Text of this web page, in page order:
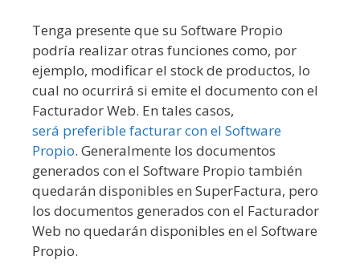
Tenga presente que su Software Propio
podría realizar otras funciones como, por
ejemplo, modificar el stock de productos, lo
cual no ocurrirá si emite el documento con el
Facturador Web. En tales casos,
será preferible facturar con el Software
Propio. Generalmente los documentos
generados con el Software Propio también
quedarán disponibles en SuperFactura, pero
los documentos generados con el Facturador
Web no quedarán disponibles en el Software
Propio.